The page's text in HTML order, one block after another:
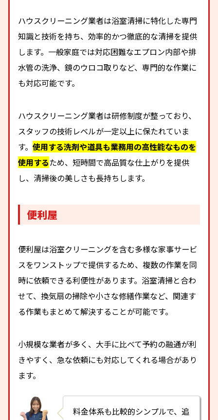
ハウスクリーニング業者は浴室清掃に特化した専門
知識と技術を持ち、効率的かつ徹底的な清掃を提供
します。一般家庭では対応困難なエプロン内部や排
水管の洗浄、鏡のウロコ取りなど、専門的な作業に
も対応可能です。
ハウスクリーニング業者は研修制度が整っており、
スタッフの技術レベルが一定以上に保たれていま
す。使用する洗剤や道具も業務用の高性能なものを
使用するため、短時間で高品質な仕上がりを提供
し、清掃後の美しさも長持ちします。
便利屋
便利屋は浴室クリーニングを含む多様な家事サービ
スをワンストップで提供するため、複数の作業を同
時に依頼できる利便性があります。浴室清掃と合わ
せて、換気扇の掃除や小さな修繕作業など、関連す
る作業もまとめて解決することが可能です。
小規模な業者が多く、大手に比べて予約の融通が利
きやすく、急な依頼にも対応してくれる場合があり
ます。
料金体系も比較的シンプルで、追